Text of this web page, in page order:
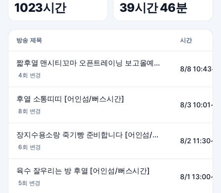
1023시간 39시간 46분
방송 제목 시간
짧후열 맨시티꼬마 오픈트레이닝 보고올예쩡 [ 어인섬 / 뻐스시간 ]
4회 변경
8/8
후열 소통띠띠 [어인섬/뻐스시간]
8회 변경
8/3
장지수용소랑 죽기빵 준비합니다 [어인섬/뻐스시간]
6회 변경
8/2
육수 잘우리는 방 후열 [어인섬/뻐스시간]
5회 변경
8/1